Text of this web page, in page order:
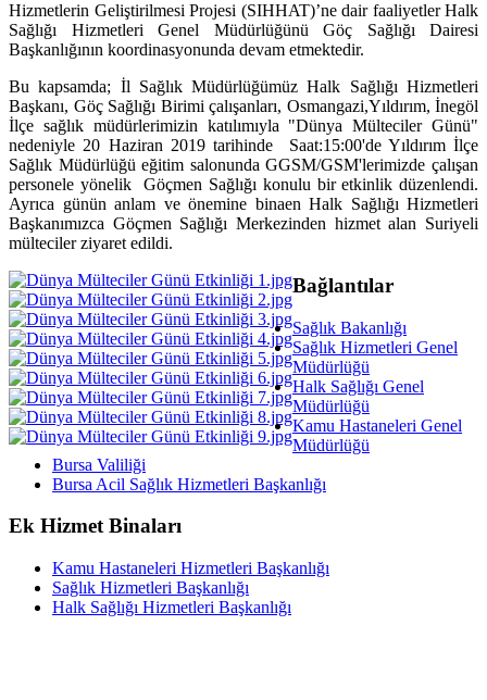
Hizmetlerin Geliştirilmesi Projesi (SIHHAT)’ne dair faaliyetler Halk
Sağlığı Hizmetleri Genel Müdürlüğünü Göç Sağlığı Dairesi
Başkanlığının koordinasyonunda devam etmektedir.
Bu kapsamda; İl Sağlık Müdürlüğümüz Halk Sağlığı Hizmetleri
Başkanı, Göç Sağlığı Birimi çalışanları, Osmangazi,Yıldırım, İnegöl
İlçe sağlık müdürlerimizin katılımıyla "Dünya Mülteciler Günü"
nedeniyle 20 Haziran 2019 tarihinde Saat:15:00'de Yıldırım İlçe
Sağlık Müdürlüğü eğitim salonunda GGSM/GSM'lerimizde çalışan
personele yönelik Göçmen Sağlığı konulu bir etkinlik düzenlendi.
Ayrıca günün anlam ve önemine binaen Halk Sağlığı Hizmetleri
Başkanımızca Göçmen Sağlığı Merkezinden hizmet alan Suriyeli
mülteciler ziyaret edildi.
Bağlantılar
Sağlık Bakanlığı
Sağlık Hizmetleri Genel
Müdürlüğü
Halk Sağlığı Genel
Müdürlüğü
Kamu Hastaneleri Genel
Müdürlüğü
Bursa Valiliği
Bursa Acil Sağlık Hizmetleri Başkanlığı
Ek Hizmet Binaları
Kamu Hastaneleri Hizmetleri Başkanlığı
Sağlık Hizmetleri Başkanlığı
Halk Sağlığı Hizmetleri Başkanlığı